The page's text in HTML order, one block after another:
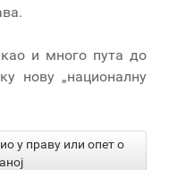
и много пута до
нову „националну
у праву или опет о